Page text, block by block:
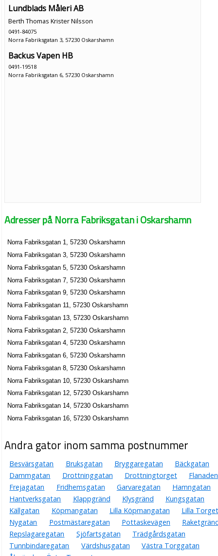
Lundblads Måleri AB
Berth Thomas Krister Nilsson
0491-84075
Norra Fabriksgatan 3, 57230 Oskarshamn
Backus Vapen HB
0491-19518
Norra Fabriksgatan 6, 57230 Oskarshamn
Adresser på Norra Fabriksgatan i Oskarshamn
Norra Fabriksgatan 1, 57230 Oskarshamn
Norra Fabriksgatan 3, 57230 Oskarshamn
Norra Fabriksgatan 5, 57230 Oskarshamn
Norra Fabriksgatan 7, 57230 Oskarshamn
Norra Fabriksgatan 9, 57230 Oskarshamn
Norra Fabriksgatan 11, 57230 Oskarshamn
Norra Fabriksgatan 13, 57230 Oskarshamn
Norra Fabriksgatan 2, 57230 Oskarshamn
Norra Fabriksgatan 4, 57230 Oskarshamn
Norra Fabriksgatan 6, 57230 Oskarshamn
Norra Fabriksgatan 8, 57230 Oskarshamn
Norra Fabriksgatan 10, 57230 Oskarshamn
Norra Fabriksgatan 12, 57230 Oskarshamn
Norra Fabriksgatan 14, 57230 Oskarshamn
Norra Fabriksgatan 16, 57230 Oskarshamn
Andra gator inom samma postnummer
Besvärsgatan Bruksgatan Bryggaregatan
Bäckgatan
Dammgatan
Drottninggatan Drottningtorget
Flanaden
Frejagatan
Fridhemsgatan Garvaregatan
Hamngatan
Hantverksgatan
Klappgränd Klysgränd
Kungsgatan
Källgatan
Köpmangatan Lilla Köpmangatan
Lilla Torget
Nygatan
Postmästaregatan Pottaskevägen
Repslagaregatan
Sjöfartsgatan
Trädgårdsgatan
Tunnbindaregatan
Värdshusgatan
Västra Torggatan